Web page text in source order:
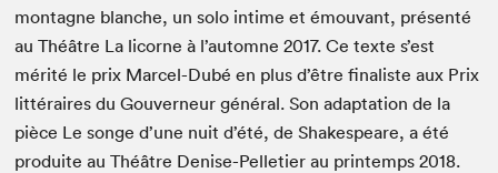
montagne blanche, un solo intime et émouvant, présenté
au Théâtre La licorne à l’automne 2017. Ce texte s’est
mérité le prix Marcel-Dubé en plus d’être finaliste aux Prix
littéraires du Gouverneur général. Son adaptation de la
pièce Le songe d’une nuit d’été, de Shakespeare, a été
produite au Théâtre Denise-Pelletier au printemps 2018.